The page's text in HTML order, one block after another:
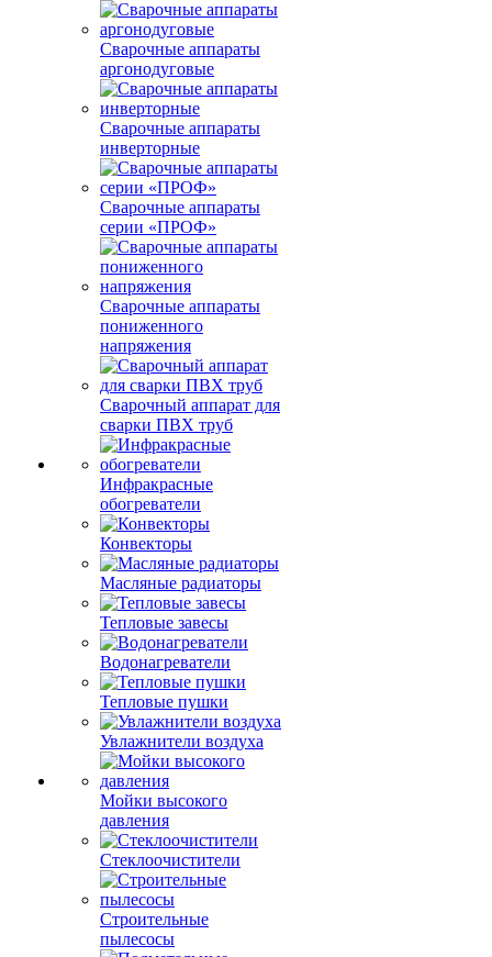
Сварочные аппараты
аргонодуговые
Сварочные аппараты
инверторные
Сварочные аппараты
серии «ПРОФ»
Сварочные аппараты
пониженного
напряжения
Сварочный аппарат для
сварки ПВХ труб
Инфракрасные
обогреватели
Конвекторы
Масляные радиаторы
Тепловые завесы
Водонагреватели
Тепловые пушки
Увлажнители воздуха
Мойки высокого
давления
Стеклоочистители
Строительные
пылесосы